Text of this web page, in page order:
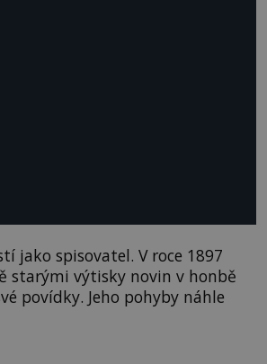
jako spisovatel. V roce 1897
starými výtisky novin v honbě
povídky. Jeho pohyby náhle